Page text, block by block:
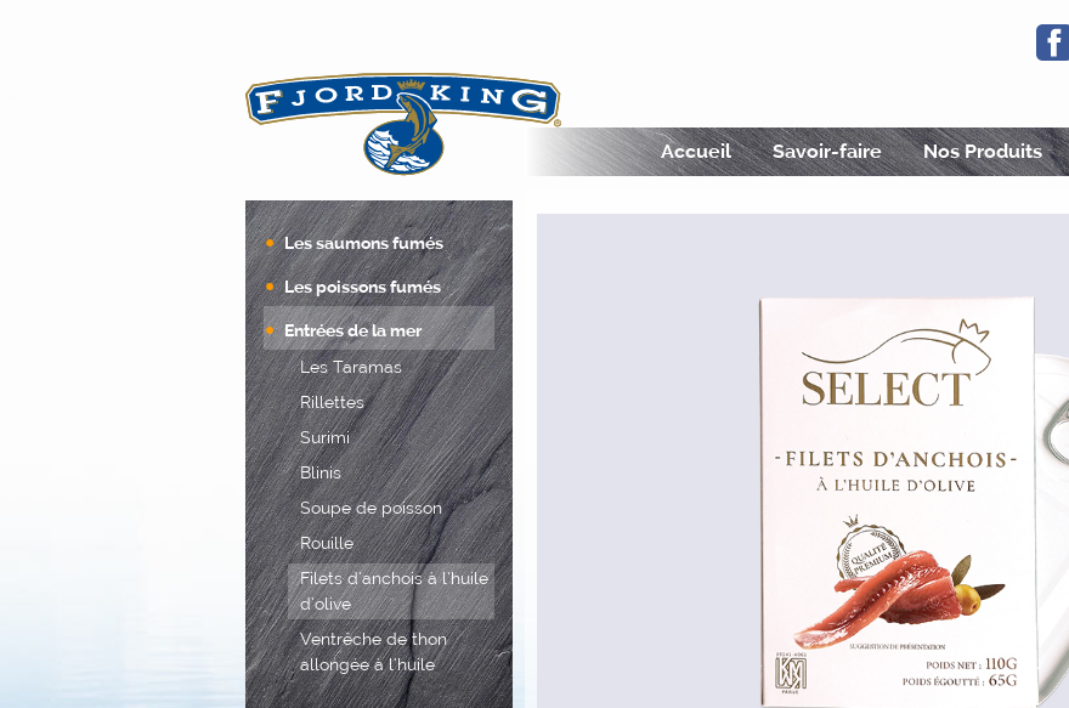
spécialiste français des produits de la mer
Accueil Savoir-faire Nos Produits
Les saumons fumés
Les poissons fumés
Entrées de la mer
Les Taramas
Rillettes
Surimi
Blinis
Soupe de poisson
Rouille
Filets d’anchois à l’huile
d’olive
Ventrêche de thon
allongée à l’huile